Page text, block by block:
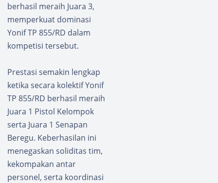
berhasil meraih Juara 3,
memperkuat dominasi
Yonif TP 855/RD dalam
kompetisi tersebut.
Prestasi semakin lengkap
ketika secara kolektif Yonif
TP 855/RD berhasil meraih
Juara 1 Pistol Kelompok
serta Juara 1 Senapan
Beregu. Keberhasilan ini
menegaskan soliditas tim,
kekompakan antar
personel, serta koordinasi